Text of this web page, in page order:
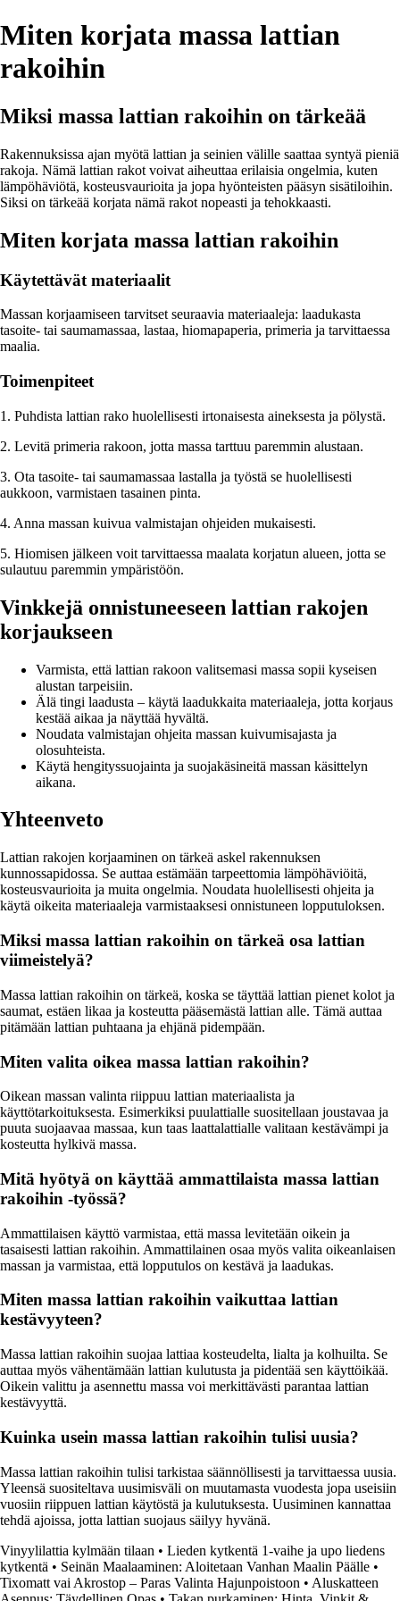
Miten korjata massa lattian
rakoihin
Miksi massa lattian rakoihin on tärkeää
Rakennuksissa ajan myötä lattian ja seinien välille saattaa syntyä pieniä
rakoja. Nämä lattian rakot voivat aiheuttaa erilaisia ongelmia, kuten
lämpöhäviötä, kosteusvaurioita ja jopa hyönteisten pääsyn sisätiloihin.
Siksi on tärkeää korjata nämä rakot nopeasti ja tehokkaasti.
Miten korjata massa lattian rakoihin
Käytettävät materiaalit
Massan korjaamiseen tarvitset seuraavia materiaaleja: laadukasta
tasoite- tai saumamassaa, lastaa, hiomapaperia, primeria ja tarvittaessa
maalia.
Toimenpiteet
1. Puhdista lattian rako huolellisesti irtonaisesta aineksesta ja pölystä.
2. Levitä primeria rakoon, jotta massa tarttuu paremmin alustaan.
3. Ota tasoite- tai saumamassaa lastalla ja työstä se huolellisesti
aukkoon, varmistaen tasainen pinta.
4. Anna massan kuivua valmistajan ohjeiden mukaisesti.
5. Hiomisen jälkeen voit tarvittaessa maalata korjatun alueen, jotta se
sulautuu paremmin ympäristöön.
Vinkkejä onnistuneeseen lattian rakojen
korjaukseen
Varmista, että lattian rakoon valitsemasi massa sopii kyseisen
alustan tarpeisiin.
Älä tingi laadusta – käytä laadukkaita materiaaleja, jotta korjaus
kestää aikaa ja näyttää hyvältä.
Noudata valmistajan ohjeita massan kuivumisajasta ja
olosuhteista.
Käytä hengityssuojainta ja suojakäsineitä massan käsittelyn
aikana.
Yhteenveto
Lattian rakojen korjaaminen on tärkeä askel rakennuksen
kunnossapidossa. Se auttaa estämään tarpeettomia lämpöhäviöitä,
kosteusvaurioita ja muita ongelmia. Noudata huolellisesti ohjeita ja
käytä oikeita materiaaleja varmistaaksesi onnistuneen lopputuloksen.
Miksi massa lattian rakoihin on tärkeä osa lattian
viimeistelyä?
Massa lattian rakoihin on tärkeä, koska se täyttää lattian pienet kolot ja
saumat, estäen likaa ja kosteutta pääsemästä lattian alle. Tämä auttaa
pitämään lattian puhtaana ja ehjänä pidempään.
Miten valita oikea massa lattian rakoihin?
Oikean massan valinta riippuu lattian materiaalista ja
käyttötarkoituksesta. Esimerkiksi puulattialle suositellaan joustavaa ja
puuta suojaavaa massaa, kun taas laattalattialle valitaan kestävämpi ja
kosteutta hylkivä massa.
Mitä hyötyä on käyttää ammattilaista massa lattian
rakoihin -työssä?
Ammattilaisen käyttö varmistaa, että massa levitetään oikein ja
tasaisesti lattian rakoihin. Ammattilainen osaa myös valita oikeanlaisen
massan ja varmistaa, että lopputulos on kestävä ja laadukas.
Miten massa lattian rakoihin vaikuttaa lattian
kestävyyteen?
Massa lattian rakoihin suojaa lattiaa kosteudelta, lialta ja kolhuilta. Se
auttaa myös vähentämään lattian kulutusta ja pidentää sen käyttöikää.
Oikein valittu ja asennettu massa voi merkittävästi parantaa lattian
kestävyyttä.
Kuinka usein massa lattian rakoihin tulisi uusia?
Massa lattian rakoihin tulisi tarkistaa säännöllisesti ja tarvittaessa uusia.
Yleensä suositeltava uusimisväli on muutamasta vuodesta jopa useisiin
vuosiin riippuen lattian käytöstä ja kulutuksesta. Uusiminen kannattaa
tehdä ajoissa, jotta lattian suojaus säilyy hyvänä.
Vinyylilattia kylmään tilaan • Lieden kytkentä 1-vaihe ja upo liedens
kytkentä • Seinän Maalaaminen: Aloitetaan Vanhan Maalin Päälle •
Tixomatt vai Akrostop – Paras Valinta Hajunpoistoon • Aluskatteen